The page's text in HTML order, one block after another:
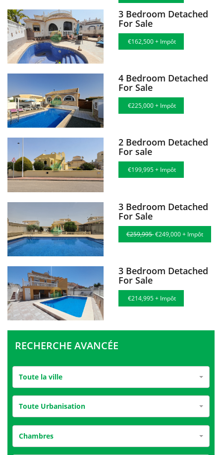
3 Bedroom Detached
For Sale
€162,500 + Impôt
4 Bedroom Detached
For Sale
€225,000 + Impôt
2 Bedroom Detached
For sale
€199,995 + Impôt
3 Bedroom Detached
For Sale
€259,995€249,000 + Impôt
3 Bedroom Detached
For Sale
€214,995 + Impôt
RECHERCHE AVANCÉE
Toute la ville
Toute Urbanisation
Chambres